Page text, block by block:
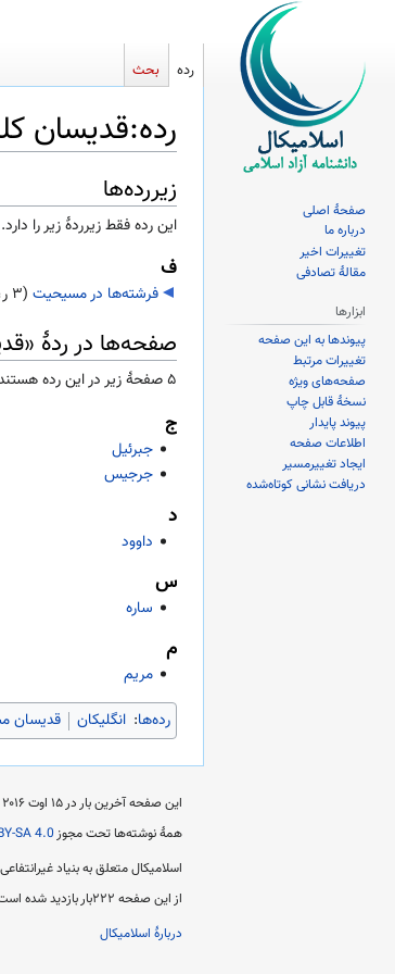
رده:قدیسان
پرش
به
ناوبری
پرش
به
جستجو
زیررده‌ها
این رده فقط زیرردۀ زیر را دارد.
ف
فرشته‌ها در مسیحیت (۳ ر، ۳ ص)
صفحه‌ها در ردهٔ
۵ صفحۀ زیر در این رده هستند؛ این رده در کل ۵ صفحه دارد.
ج
جبرئیل
جرجیس
د
داوود
س
ساره
م
مریم
رده‌ها: انگلیکان قدیسان
رده بحث
صفحهٔ اصلی
درباره ما
تغییرات اخیر
مقالهٔ تصادفی
ابزارها
پیوندها به این صفحه
تغییرات مرتبط
صفحه‌های ویژه
نسخهٔ قابل چاپ
پیوند پایدار
اطلاعات صفحه
ایجاد تغییرمسیر
دریافت نشانی کوتاه‌شده
این صفحه آخرین بار در ‏۱۵ اوت ۲۰۱۶ ساعت ‏۰۱:۴۹ ویرایش شده است.
همهٔ نوشته‌ها تحت مجوز SA 4.0
اسلامیکال متعلق به بنیاد
از این صفحه ۲۲۲بار بازدید شده است.
دربارهٔ اسلامیکال